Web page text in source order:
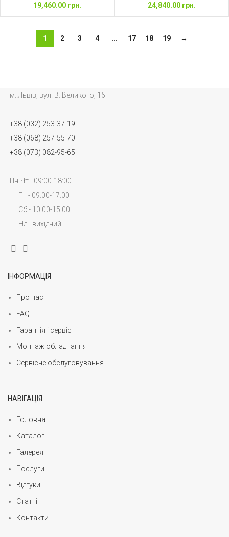
19,460.00 грн. 24,840.00 грн.
1 2 3 4 … 17 18 19 →
м. Львів, вул. В. Великого, 16
+38 (032) 253-37-19
+38 (068) 257-55-70
+38 (073) 082-95-65
Пн-Чт - 09:00-18:00
Пт - 09:00-17:00
Сб - 10:00-15:00
Нд - вихідний
ІНФОРМАЦІЯ
Про нас
FAQ
Гарантія і сервіс
Монтаж обладнання
Сервісне обслуговування
НАВІГАЦІЯ
Головна
Каталог
Галерея
Послуги
Відгуки
Статті
Контакти